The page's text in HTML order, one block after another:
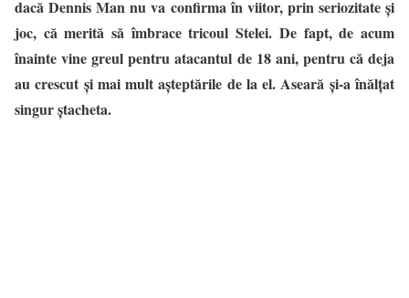
dacă Dennis Man nu va confirma în viitor, prin seriozitate și
joc, că merită să îmbrace tricoul Stelei. De fapt, de acum
înainte vine greul pentru atacantul de 18 ani, pentru că deja
au crescut și mai mult așteptările de la el. Aseară și-a înălțat
singur ștacheta.